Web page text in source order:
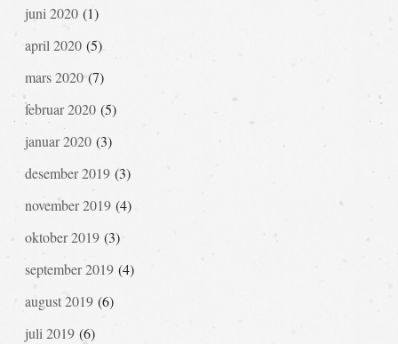
juni 2020(1)
april 2020(5)
mars 2020(7)
februar 2020(5)
januar 2020(3)
desember 2019(3)
november 2019(4)
oktober 2019(3)
september 2019(4)
august 2019(6)
juli 2019(6)